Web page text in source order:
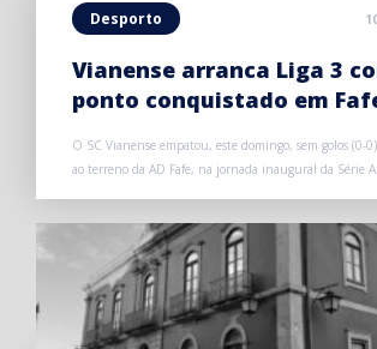
Desporto
Vianense arranca Liga 3
ponto conquistado em
O SC Vianense empatou, este domingo, sem golos (0-
ao terreno da AD Fafe, na jornada inaugural da Série